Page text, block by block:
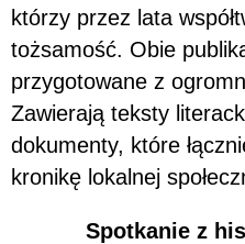
którzy przez lata
tożsamość. Obie
przygotowane z
Zawierają teksty
dokumenty, które
kronikę lokalnej
Spotkanie z